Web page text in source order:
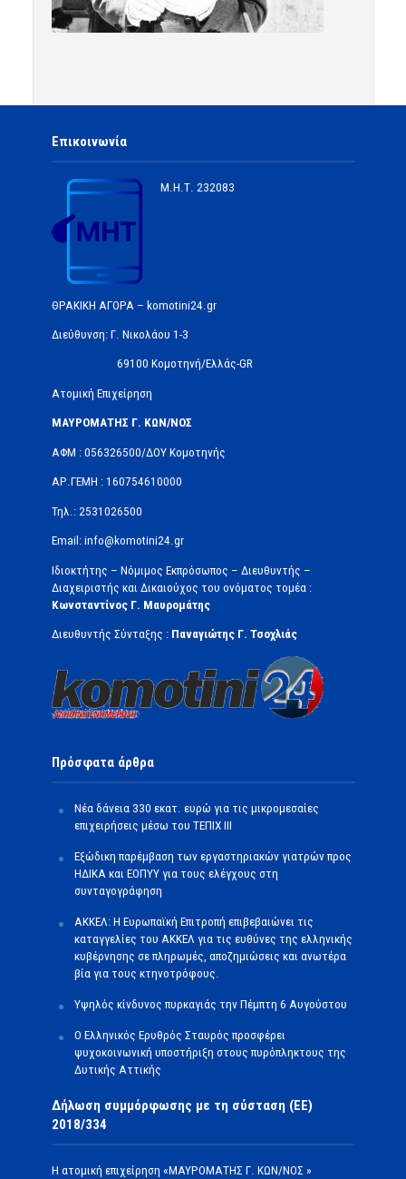
Επικοινωνία
Μ.Η.Τ. 232083
ΘΡΑΚΙΚΗ ΑΓΟΡΑ – komotini24.gr
Διεύθυνση: Γ. Νικολάου 1-3
69100 Κομοτηνή/Ελλάς-GR
Ατομική Επιχείρηση
ΜΑΥΡΟΜΑΤΗΣ Γ. ΚΩΝ/ΝΟΣ
ΑΦΜ : 056326500/ΔOΥ Κομοτηνής
ΑΡ.ΓΕΜΗ : 160754610000
Τηλ.: 2531026500
Email: info@komotini24.gr
Ιδιοκτήτης – Νόμιμος Εκπρόσωπος – Διευθυντής –
Διαχειριστής και Δικαιούχος του ονόματος τομέα :
Κωνσταντίνος Γ. Μαυρομάτης
Διευθυντής Σύνταξης : Παναγιώτης Γ. Τσοχλιάς
Πρόσφατα άρθρα
Νέα δάνεια 330 εκατ. ευρώ για τις μικρομεσαίες
επιχειρήσεις μέσω του ΤΕΠΙΧ ΙΙΙ
Εξώδικη παρέμβαση των εργαστηριακών γιατρών προς
ΗΔΙΚΑ και ΕΟΠΥΥ για τους ελέγχους στη
συνταγογράφηση
ΑΚΚΕΛ: Η Ευρωπαϊκή Επιτροπή επιβεβαιώνει τις
καταγγελίες του ΑΚΚΕΛ για τις ευθύνες της ελληνικής
κυβέρνησης σε πληρωμές, αποζημιώσεις και ανωτέρα
βία για τους κτηνοτρόφους.
Υψηλός κίνδυνος πυρκαγιάς την Πέμπτη 6 Αυγούστου
Ο Ελληνικός Ερυθρός Σταυρός προσφέρει
ψυχοκοινωνική υποστήριξη στους πυρόπληκτους της
Δυτικής Αττικής
Δήλωση συμμόρφωσης με τη σύσταση (ΕΕ)
2018/334
Η ατομική επιχείρηση «ΜΑΥΡΟΜΑΤΗΣ Γ. ΚΩΝ/ΝΟΣ »